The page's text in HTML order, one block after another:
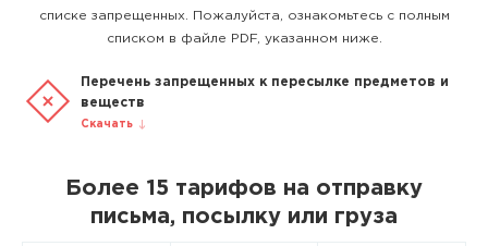
списке запрещенных. Пожалуйста, ознакомьтесь с полным
списком в файле PDF, указанном ниже.
Перечень запрещенных к пересылке предметов и
веществ
Скачать
Более 15 тарифов на отправку
письма, посылку или груза